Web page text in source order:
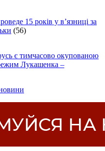
15 років у в’язниці за
(56)
є тимчасово окупованою
Лукашенка –